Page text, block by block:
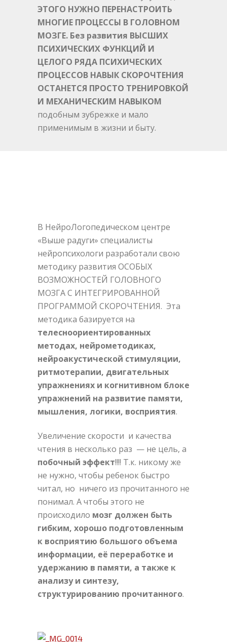
ЭТОГО НУЖНО ПЕРЕНАСТРОИТЬ
МНОГИЕ ПРОЦЕССЫ В ГОЛОВНОМ
МОЗГЕ. Без развития ВЫСШИХ
ПСИХИЧЕСКИХ ФУНКЦИЙ И
ЦЕЛОГО РЯДА ПСИХИЧЕСКИХ
ПРОЦЕССОВ НАВЫК СКОРОЧТЕНИЯ
ОСТАНЕТСЯ ПРОСТО ТРЕНИРОВКОЙ
И МЕХАНИЧЕСКИМ НАВЫКОМ
подобным зубрежке и мало
применимым в жизни и быту.
В НейроЛогопедическом центре
«Выше радуги» специалисты
нейропсихологи разработали свою
методику развития ОСОБЫХ
ВОЗМОЖНОСТЕЙ ГОЛОВНОГО
МОЗГА С ИНТЕГРИРОВАННОЙ
ПРОГРАММОЙ СКОРОЧТЕНИЯ. Эта
методика базируется на
телесноориентированных
методах, нейрометодиках,
нейроакустической стимуляции,
ритмотерапии, двигательных
упражнениях и когнитивном блоке
упражнений на развитие памяти,
мышления, логики, восприятия.
Увеличение скорости и качества
чтения в несколько раз — не цель, а
побочный эффект!!!! Т.к. никому же
не нужно, чтобы ребенок быстро
читал, но ничего из прочитанного не
понимал. А чтобы этого не
происходило мозг должен быть
гибким, хорошо подготовленным
к восприятию большого объема
информации, её переработке и
удержанию в памяти, а также к
анализу и синтезу,
структурированию прочитанного.